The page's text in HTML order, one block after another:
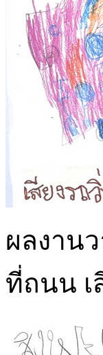
ผลงาน
ที่ถนน เ